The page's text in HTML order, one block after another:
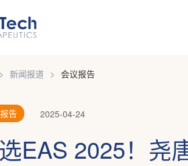
新闻报道 会议报告
告 2025-04-24
EAS 2025！尧